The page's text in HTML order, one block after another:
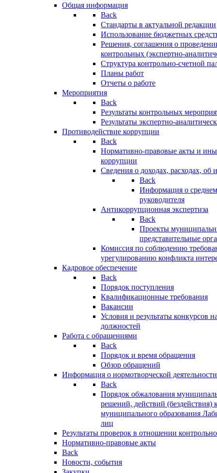
Общая информация
Back
Стандарты в актуальной редакции
Использование бюджетных
Решения, соглашения о
контрольных (экспертно-
Структура контрольно-счетной
Планы работ
Отчеты о работе
Мероприятия
Back
Результаты контрольных
Результаты экспертно-
Противодействие коррупции
Back
Нормативно-правовые акты и
коррупции
Сведения о доходах, расходах, об
Back
Информация о
руководителя
Антикоррупционная экспертиза
Back
Проекты
представительные
Комиссия по соблюдению
урегулированию конфликта
Кадровое обеспечение
Back
Порядок поступления
Квалификационные требования
Вакансии
Условия и результаты конкурсов
должностей
Работа с обращениями
Back
Порядок и время обращения
Обзор обращений
Информация о нормотворческой деятельности
Back
Порядок обжалования
решений, действий (бездействия)
муниципального образования
лиц
Результаты проверок в отношении
Нормативно-правовые акты
Back
Новости, события